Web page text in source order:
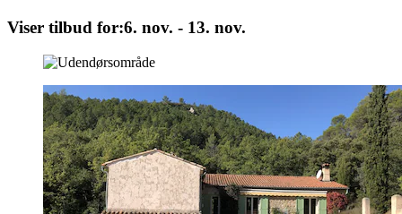
Viser tilbud for:6. nov. - 13. nov.